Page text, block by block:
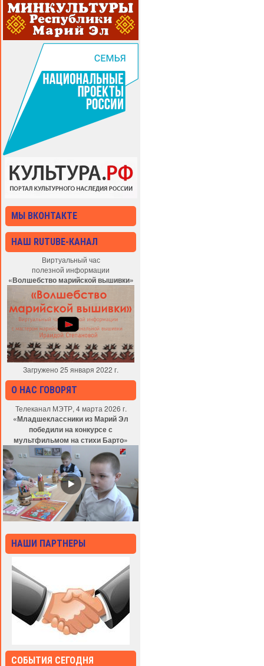
МЫ ВКОНТАКТЕ
НАШ RUTUBE-КАНАЛ
Виртуальный час
полезной информации
«Волшебство марийской вышивки»
Загружено 25 января 2022 г.
О НАС ГОВОРЯТ
Телеканал МЭТР, 4 марта 2026 г.
«Младшеклассники из Марий Эл
победили на конкурсе с
мультфильмом на стихи Барто»
НАШИ ПАРТНЕРЫ
СОБЫТИЯ СЕГОДНЯ